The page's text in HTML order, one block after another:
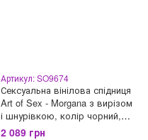
Артикул: SO9674
Сексуальна вінілова спідниця
Art of Sex - Morgana з вирізом
і шнурівкою, колір чорний,
розмір L
2 089 грн